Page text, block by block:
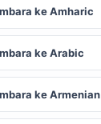
ke Amharic
ke Arabic
ke Armenian